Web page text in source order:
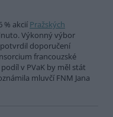
% akcií Pražských
Výkonný výbor
doporučení
francouzské
podíl v PVaK by měl stát
mluvčí FNM Jana